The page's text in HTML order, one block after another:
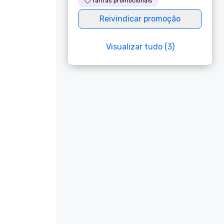
Reivindicar promoção
Visualizar tudo (3)